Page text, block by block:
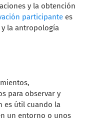
y la obtención
participante es
la antropología
para observar y
es útil cuando la
un entorno o unos